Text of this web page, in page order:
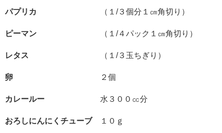
パプリカ （１/３個分１㎝角切り）
ピーマン （１/４パック１㎝角切り）
レタス （１/３玉ちぎり）
卵 ２個
カレールー 水３００㏄分
おろしにんにくチューブ１０ｇ